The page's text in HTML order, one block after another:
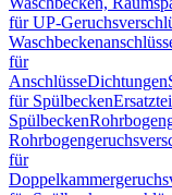
für UP-
für
AnschlüsseDichtungen
für Spülbecken
Spülbecken
für